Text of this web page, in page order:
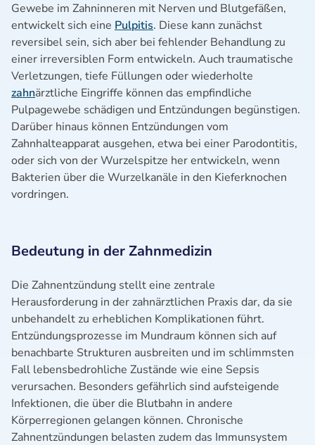
Gewebe im Zahninneren mit Nerven und Blutgefäßen,
entwickelt sich eine Pulpitis. Diese kann zunächst
reversibel sein, sich aber bei fehlender Behandlung zu
einer irreversiblen Form entwickeln. Auch traumatische
Verletzungen, tiefe Füllungen oder wiederholte
zahnärztliche Eingriffe können das empfindliche
Pulpagewebe schädigen und Entzündungen begünstigen.
Darüber hinaus können Entzündungen vom
Zahnhalteapparat ausgehen, etwa bei einer Parodontitis,
oder sich von der Wurzelspitze her entwickeln, wenn
Bakterien über die Wurzelkanäle in den Kieferknochen
vordringen.
Bedeutung in der Zahnmedizin
Die Zahnentzündung stellt eine zentrale
Herausforderung in der zahnärztlichen Praxis dar, da sie
unbehandelt zu erheblichen Komplikationen führt.
Entzündungsprozesse im Mundraum können sich auf
benachbarte Strukturen ausbreiten und im schlimmsten
Fall lebensbedrohliche Zustände wie eine Sepsis
verursachen. Besonders gefährlich sind aufsteigende
Infektionen, die über die Blutbahn in andere
Körperregionen gelangen können. Chronische
Zahnentzündungen belasten zudem das Immunsystem